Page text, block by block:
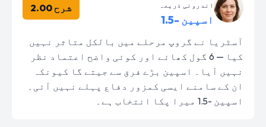
اندرونی ذریعہ
اسپین -1.5
شرح 2.00
آسٹریا نے گروپ مرحلے میں بالکل متاثر نہیں
کیا — 6 گول کھائے اور کوئی واضح اعتماد نظر
نہیں آیا۔ اسپین بڑے فرق سے جیتے گا کیونکہ
ان کے سامنے ایسی کمزور دفاع پہلے نہیں آئی۔
اسپین -1.5 میرا پکا انتخاب ہے۔